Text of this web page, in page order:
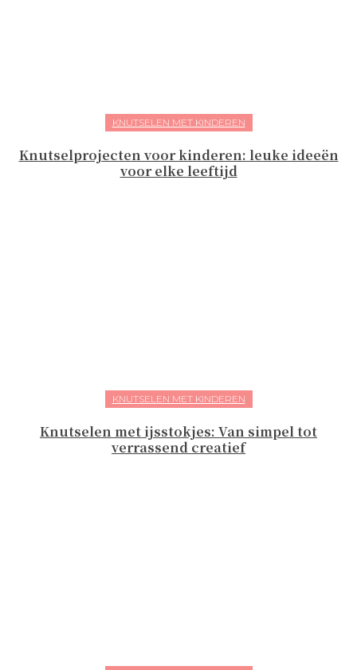
KNUTSELEN MET KINDEREN
Knutselprojecten voor kinderen: leuke ideeën
voor elke leeftijd
KNUTSELEN MET KINDEREN
Knutselen met ijsstokjes: Van simpel tot
verrassend creatief